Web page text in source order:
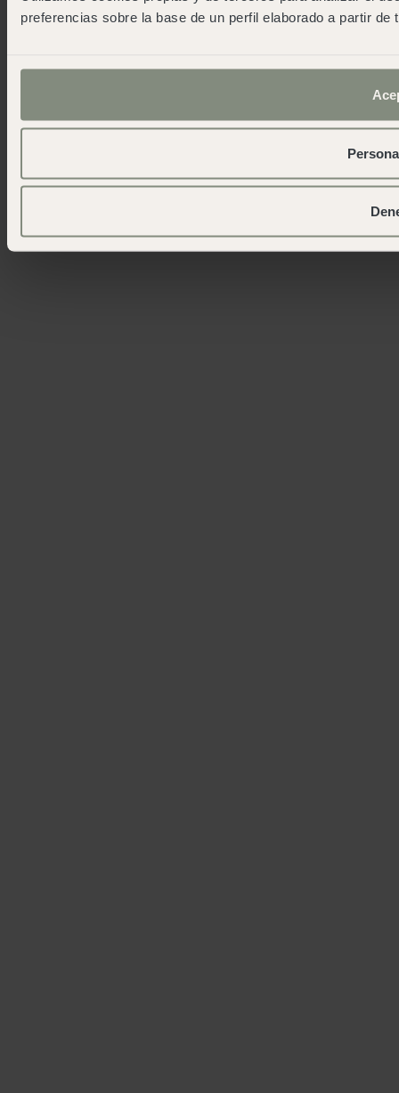
preferencias sobre la base de un perfil elaborado a partir
© 2026 Wecamp – Note légale· Avis légal·Politique de